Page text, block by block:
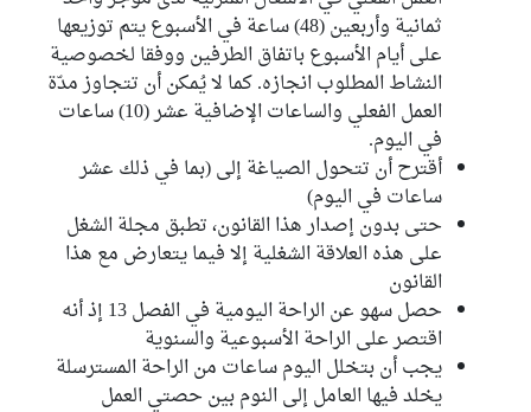
ثمانية وأربعين (48) ساعة في الأسبوع يتم توزيعها
على أيام الأسبوع باتفاق الطرفين ووفقا لخصوصية
النشاط المطلوب انجازه. كما لا يُمكن أن تتجاوز مدّة
العمل الفعلي والساعات الإضافية عشر (10) ساعات
في اليوم.
أقترح أن تتحول الصياغة إلى (بما في ذلك عشر
ساعات في اليوم)
حتى بدون إصدار هذا القانون، تطبق مجلة الشغل
على هذه العلاقة الشغلية إلا فيما يتعارض مع هذا
القانون
حصل سهو عن الراحة اليومية في الفصل 13 إذ أنه
اقتصر على الراحة الأسبوعية والسنوية
يجب أن بتخلل اليوم ساعات من الراحة المسترسلة
يخلد فيها العامل إلى النوم بين حصتي العمل